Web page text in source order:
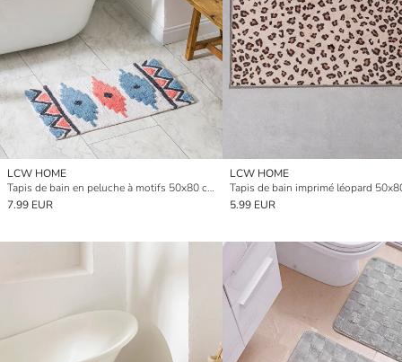
LCW HOME
Tapis de bain en peluche à motifs 50x80 cm
7.99 EUR
LCW HOME
Tapis de bain imprimé léopard
5.99 EUR